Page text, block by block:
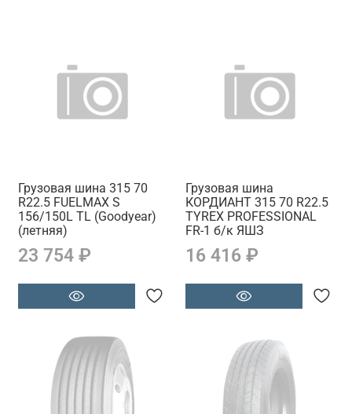
Грузовая шина 315 70
R22.5 FUELMAX S
156/150L TL (Goodyear)
(летняя)
23 754 ₽
Грузовая шина
КОРДИАНТ 315 70 R22.5
TYREX PROFESSIONAL
FR-1 б/к ЯШЗ
16 416 ₽